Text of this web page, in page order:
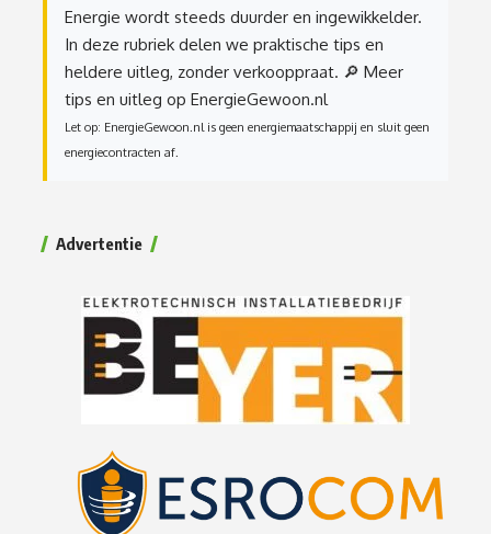
Energie wordt steeds duurder en ingewikkelder.
In deze rubriek delen we praktische tips en
heldere uitleg, zonder verkooppraat. 🔎 Meer
tips en uitleg op EnergieGewoon.nl
Let op: EnergieGewoon.nl is geen energiemaatschappij en sluit geen
energiecontracten af.
Advertentie